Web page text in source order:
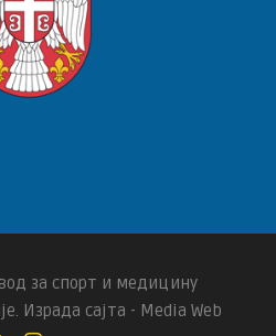
за спорт и медицину
Израда сајта - Media Web